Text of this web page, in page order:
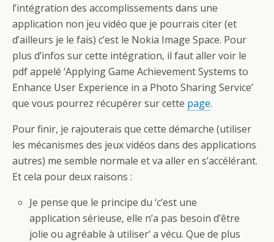
l’intégration des accomplissements dans une
application non jeu vidéo que je pourrais citer (et
d’ailleurs je le fais) c’est le Nokia Image Space. Pour
plus d’infos sur cette intégration, il faut aller voir le
pdf appelé ‘Applying Game Achievement Systems to
Enhance User Experience in a Photo Sharing Service’
que vous pourrez récupérer sur cette page.
Pour finir, je rajouterais que cette démarche (utiliser
les mécanismes des jeux vidéos dans des applications
autres) me semble normale et va aller en s’accélérant.
Et cela pour deux raisons :
Je pense que le principe du ‘c’est une
application sérieuse, elle n’a pas besoin d’être
jolie ou agréable à utiliser’ a vécu. Que de plus